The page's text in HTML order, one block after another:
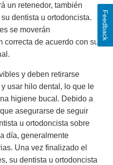
un retenedor, también
dentista u ortodoncista.
se moverán
correcta de acuerdo con su
y deben retirarse
usar hilo dental, lo que le
higiene bucal. Debido a
asegurarse de seguir
u ortodoncista sobre
día, generalmente
Una vez finalizado el
su dentista u ortodoncista
Feedback